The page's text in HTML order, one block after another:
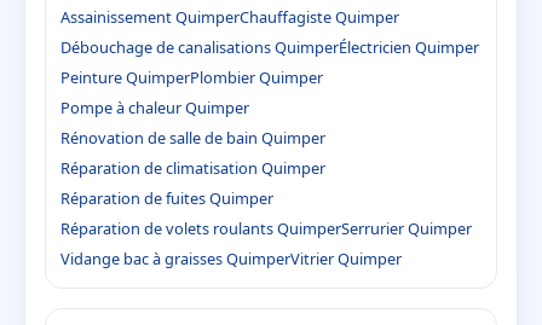
Assainissement QuimperChauffagiste Quimper
Débouchage de canalisations QuimperÉlectricien Quimper
Peinture QuimperPlombier Quimper
Pompe à chaleur Quimper
Rénovation de salle de bain Quimper
Réparation de climatisation Quimper
Réparation de fuites Quimper
Réparation de volets roulants QuimperSerrurier Quimper
Vidange bac à graisses QuimperVitrier Quimper